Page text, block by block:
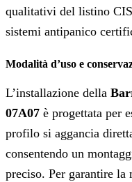
qualitativi del listino
sistemi antipanico
Modalità d’uso e
L’installazione della
07A07 è progettata per
profilo si aggancia
consentendo un
preciso. Per garantire la